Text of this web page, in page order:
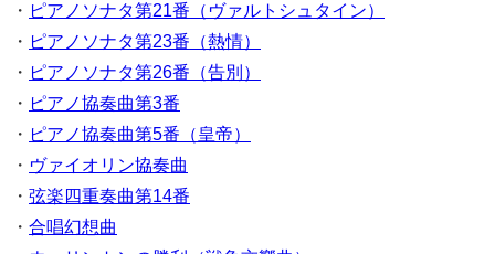
・ ピアノソナタ第21番（ヴァルトシュタイン）
・ ピアノソナタ第23番（熱情）
・ ピアノソナタ第26番（告別）
・ ピアノ協奏曲第3番
・ ピアノ協奏曲第5番（皇帝）
・ ヴァイオリン協奏曲
・ 弦楽四重奏曲第14番
・ 合唱幻想曲